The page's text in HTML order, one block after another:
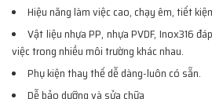
Hiệu năng làm việc cao, chạy êm, tiết
Vật liệu nhựa PP, nhựa PVDF, Inox316
việc trong nhiều môi trường khác nhau.
Phụ kiện thay thế dễ dàng-luôn có sẵn.
Dễ bảo dưỡng và sửa chữa